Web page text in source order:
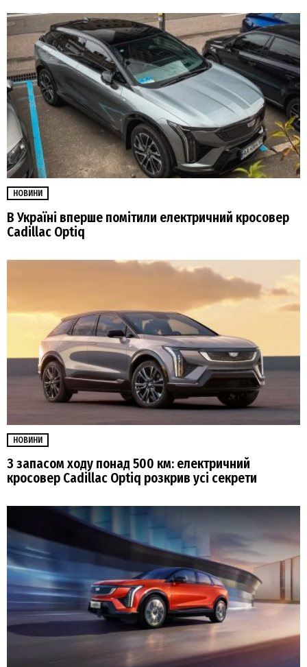
НОВИНИ
В Україні вперше помітили електричний кросовер
Cadillac Optiq
НОВИНИ
З запасом ходу понад 500 км: електричний
кросовер Cadillac Optiq розкрив усі секрети